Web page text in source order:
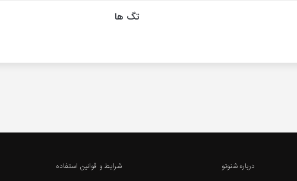
تگ ها
درباره شنوتو
شرایط و قوانین استفاده